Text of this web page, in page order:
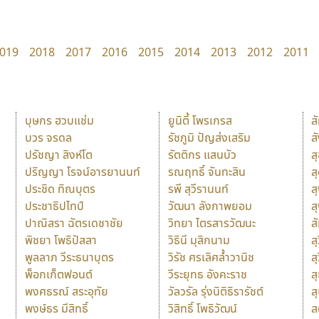
2018 2017 2016 2015 2014 2013 2012 2011
บุษกร ฮวบแช่ม
บวร จรดล
ปรัชญา สิงห์โต
ปริญญา โรจน์อารยานนท์
ประชิด ทิณบุตร
ประชาธิปไทป์
ปาณิสรา ฉัตรเดชาชัย
พิชยา โพธิปัสสา
พูลลาภ วีระธนาบุตร
พ็อกเก็ตฟอนต์
พงศธรณ์ สระอุทัย
พงษ์ธร มีสิทธิ์
ยูนิตี้ โพรเกรส
รัชภูมิ ปัญส่งเสริม
รัตติกร แสนบัว
รณฤทธิ์ จันทะสิน
รพี สุวีรานนท์
วัฒนา ลังกาพยอม
วิทยา ไตรสารวัฒนะ
วิธินี มุสิกนาม
วิรัช ศรเลิศล้ำวานิช
วีระยุทธ อังคะราช
วัลวรัล รุ่งนิติธิรารัชต์
วิสิทธิ์ โพธิวัฒน์